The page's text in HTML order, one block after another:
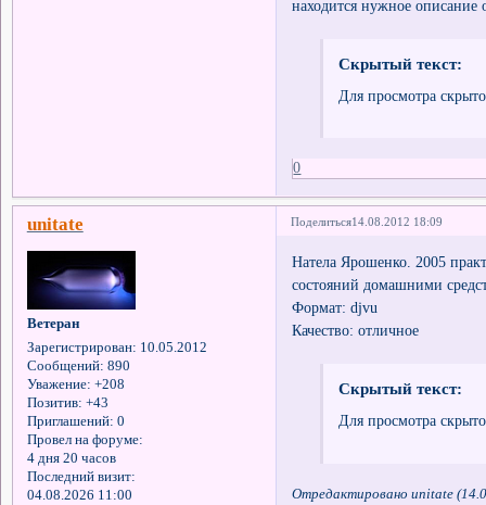
находится нужное описание
Скрытый текст:
Для просмотра
0
Поделиться14.08.2012 18:09
unitate
Ветеран
Зарегистрирован: 10.05.2012
Сообщений: 890
Уважение: +208
Позитив: +43
Приглашений: 0
Провел на форуме:
4 дня 20 часов
Последний визит:
04.08.2026 11:00
Натела Ярошенко. 2005
состояний домашними
Формат: djvu
Качество: отличное
Скрытый текст:
Для просмотра
Отредактировано unitate